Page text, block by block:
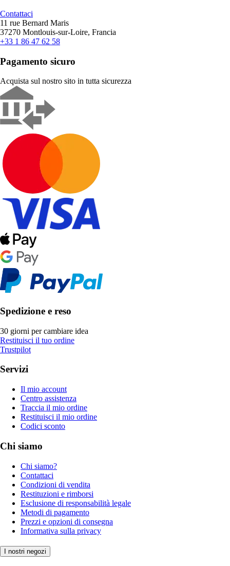
Contattaci
11 rue Bernard Maris
37270 Montlouis-sur-Loire, Francia
+33 1 86 47 62 58
Pagamento sicuro
Acquista sul nostro sito in tutta sicurezza
Spedizione e reso
30 giorni per cambiare idea
Restituisci il tuo ordine
Trustpilot
Servizi
Il mio account
Centro assistenza
Traccia il mio ordine
Restituisci il mio ordine
Codici sconto
Chi siamo
Chi siamo?
Contattaci
Condizioni di vendita
Restituzioni e rimborsi
Esclusione di responsabilità legale
Metodi di pagamento
Prezzi e opzioni di consegna
Informativa sulla privacy
I nostri negozi